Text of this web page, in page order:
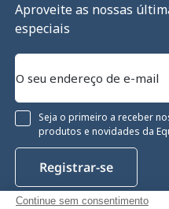
Continue sem consentimento
Aproveite as nossas
especiais
Seja o primeiro a receber
produtos e novidades da
Registrar-se